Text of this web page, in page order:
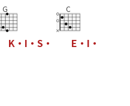
G
K ・ I ・ S ・
C
E ・ I ・